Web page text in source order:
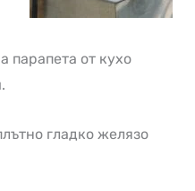
парапета от кухо
гладко желязо